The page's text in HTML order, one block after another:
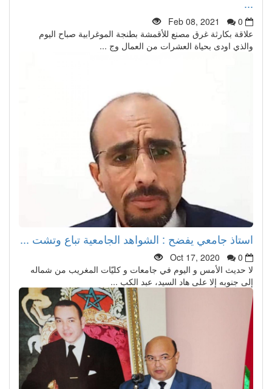
Feb 08, 2021
0
علاقة بكارثة غرق مصنع للأقمشة بطنجة الموغرابية صباح اليوم
والذي اودى بحياة العشرات من العمال وج ...
استاذ جامعي يفضح : الشواهد الجامعية تباع وتشت ...
Oct 17, 2020
0
لا حديث الأمس و اليوم في جامعات و كليّات المغريب من شماله
إلى جنوبه إلا على هاد السيد، عبد الكب ...